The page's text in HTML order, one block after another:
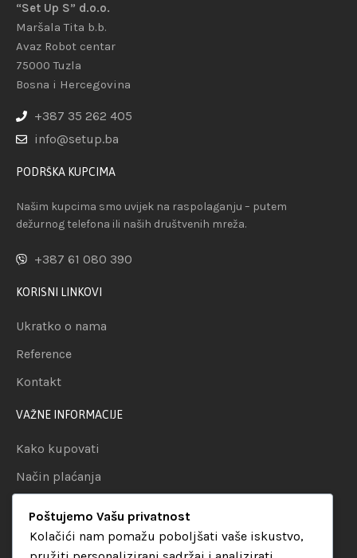
“Set Up S” d.o.o.
Maršala Tita b.b.
Avaz Robot centar
75000 Tuzla
Bosna i Hercegovina
+387 35 262 405
info@setup.ba
PODRŠKA KUPCIMA
Našim kupcima smo uvijek na raspolaganju – putem
dežurnog telefona ili naših društvenih mreža.
+387 61 080 390
KORISNI LINKOVI
Ukratko o nama
Reference
Kontakt
VAŽNE INFORMACIJE
Kako kupovati
Način plaćanja
Politika privatnosti
Poštujemo Vašu privatnost
Kolačići nam pomažu poboljšati vaše iskustvo,